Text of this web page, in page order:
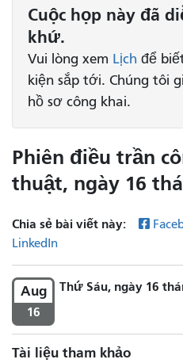
Cuộc họp này đã
khứ.
Vui lòng xem Lịch để
kiện sắp tới. Chúng tôi
hồ sơ công khai.
Phiên điều trần
thuật, ngày 16
Chia sẻ bài viết này:
LinkedIn
Aug
16
Thứ Sáu, ngày 16
Tài liệu tham khảo